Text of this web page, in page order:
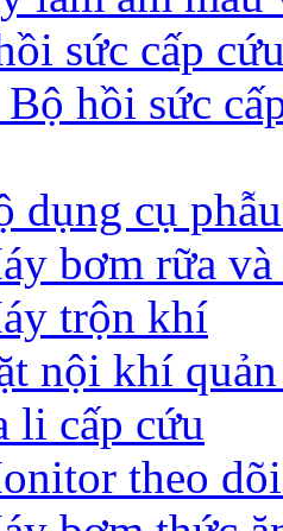
sức cấp
hồi sức
dụng cụ
bơm rữa
trộn khí
nội khí
li cấp cứu
theo